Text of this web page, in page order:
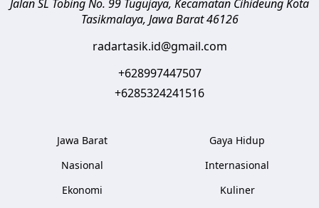
Jalan SL Tobing No. 99 Tugujaya, Kecamatan CihideungKota
Tasikmalaya, Jawa Barat 46126
radartasik.id@gmail.com
+628997447507
+6285324241516
Jawa Barat
Nasional
Ekonomi
Gaya Hidup
Internasional
Kuliner